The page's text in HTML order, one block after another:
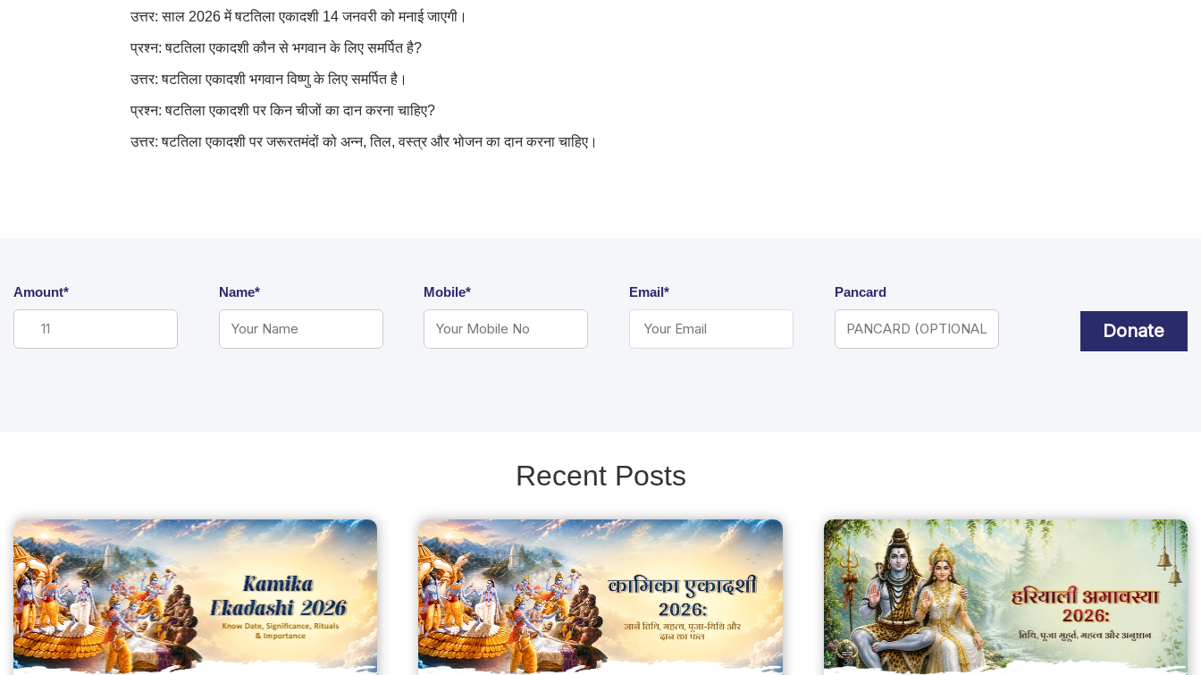
उत्तर: साल 2026 में षटतिला एकादशी 14 जनवरी को मनाई जाएगी।
प्रश्न: षटतिला एकादशी कौन से भगवान के लिए समर्पित है?
उत्तर: षटतिला एकादशी भगवान विष्णु के लिए समर्पित है।
प्रश्न: षटतिला एकादशी पर किन चीजों का दान करना चाहिए?
उत्तर: षटतिला एकादशी पर जरूरतमंदों को अन्न, तिल, वस्त्र और भोजन का दान करना चाहिए।
Amount* Name* Mobile* Email* Pancard
Donate
Recent Posts